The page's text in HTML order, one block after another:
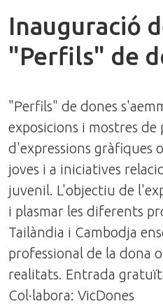
Inauguració
"Perfils" de
"Perfils" de dones
exposicions i mostres
d'expressions gràfiques
joves i a iniciatives
juvenil. L'objectiu de
i plasmar les diferents
Tailàndia i Cambodja
professional de la dona
realitats. Entrada
Col·labora: VicDones